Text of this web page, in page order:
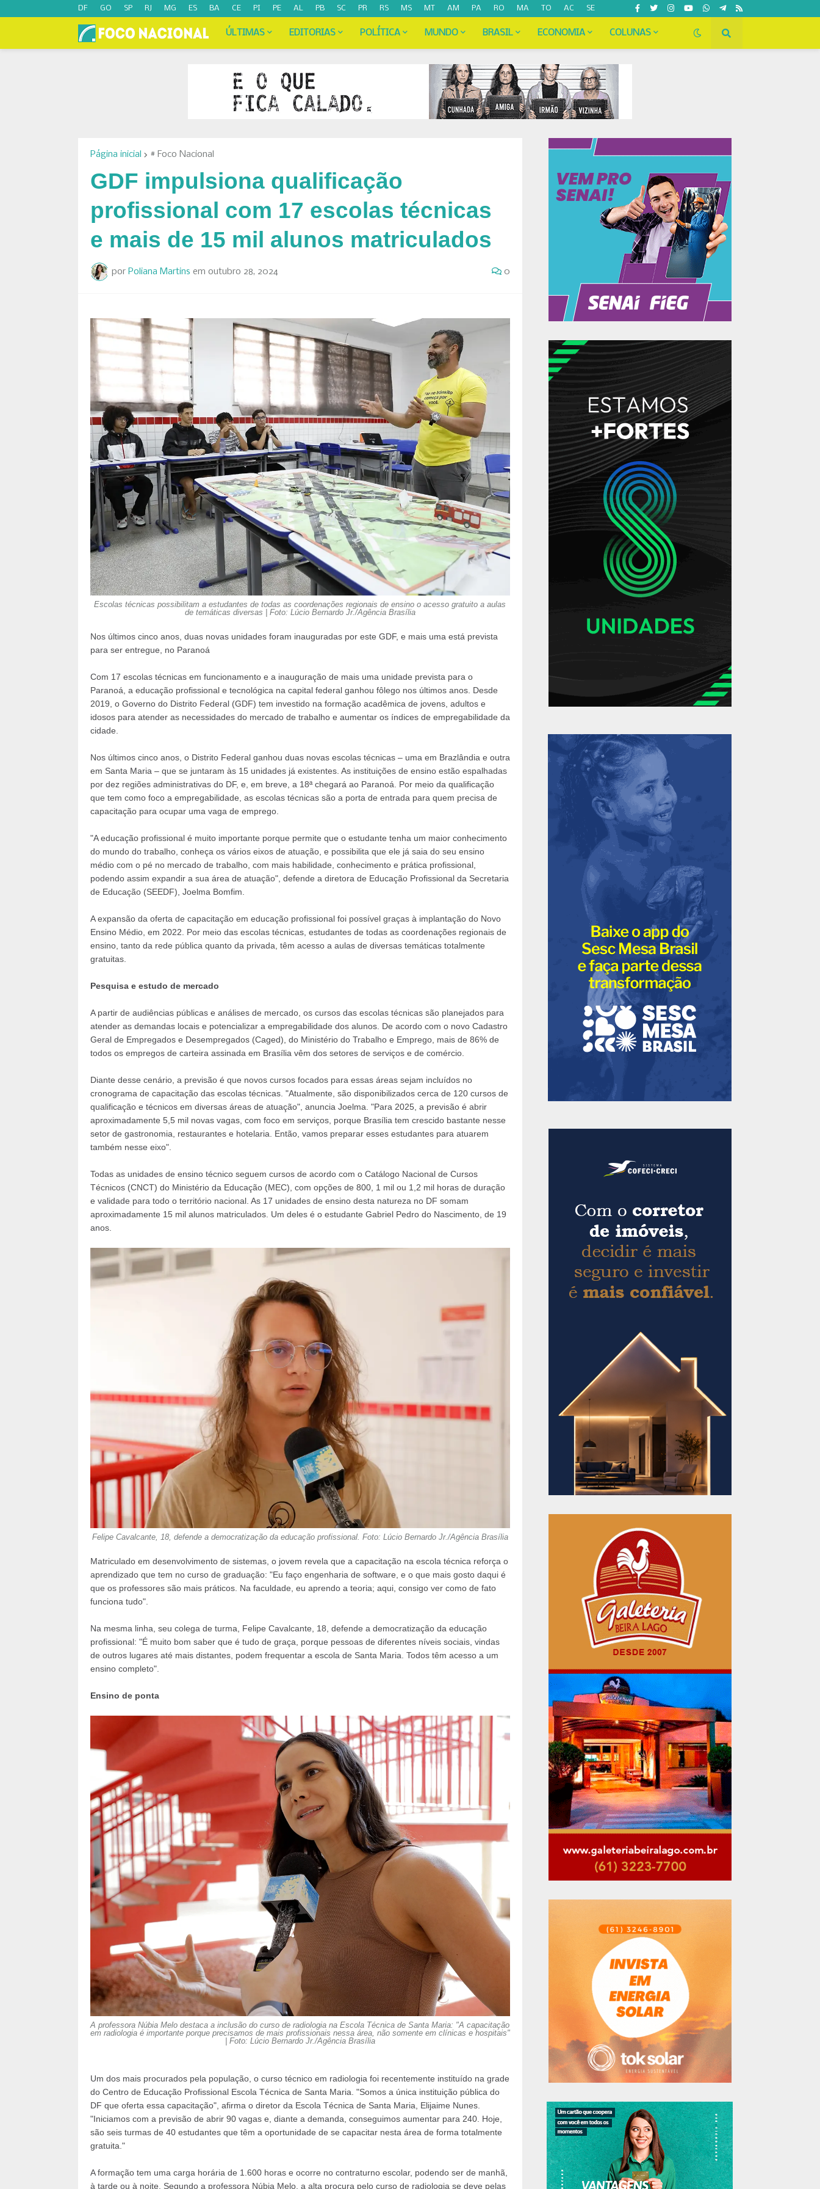
DF GO SP RJ MG ES BA CE PI PE AL PB SC PR RS MS MT AM PA RO MA TO AC SE
ÚLTIMAS EDITORIAS POLÍTICA MUNDO BRASIL ECONOMIA COLUNAS
Página inicial # Foco Nacional
GDF impulsiona qualificação
profissional com 17 escolas técnicas
e mais de 15 mil alunos matriculados
por Poliana Martins em outubro 28, 2024 0
Escolas técnicas possibilitam a estudantes de todas as coordenações regionais de ensino o acesso gratuito a aulas
de temáticas diversas | Foto: Lúcio Bernardo Jr./Agência Brasília
Nos últimos cinco anos, duas novas unidades foram inauguradas por este GDF, e mais uma está prevista
para ser entregue, no Paranoá
Com 17 escolas técnicas em funcionamento e a inauguração de mais uma unidade prevista para o
Paranoá, a educação profissional e tecnológica na capital federal ganhou fôlego nos últimos anos. Desde
2019, o Governo do Distrito Federal (GDF) tem investido na formação acadêmica de jovens, adultos e
idosos para atender as necessidades do mercado de trabalho e aumentar os índices de empregabilidade da
cidade.
Nos últimos cinco anos, o Distrito Federal ganhou duas novas escolas técnicas – uma em Brazlândia e outra
em Santa Maria – que se juntaram às 15 unidades já existentes. As instituições de ensino estão espalhadas
por dez regiões administrativas do DF, e, em breve, a 18ª chegará ao Paranoá. Por meio da qualificação
que tem como foco a empregabilidade, as escolas técnicas são a porta de entrada para quem precisa de
capacitação para ocupar uma vaga de emprego.
"A educação profissional é muito importante porque permite que o estudante tenha um maior conhecimento
do mundo do trabalho, conheça os vários eixos de atuação, e possibilita que ele já saia do seu ensino
médio com o pé no mercado de trabalho, com mais habilidade, conhecimento e prática profissional,
podendo assim expandir a sua área de atuação", defende a diretora de Educação Profissional da Secretaria
de Educação (SEEDF), Joelma Bomfim.
A expansão da oferta de capacitação em educação profissional foi possível graças à implantação do Novo
Ensino Médio, em 2022. Por meio das escolas técnicas, estudantes de todas as coordenações regionais de
ensino, tanto da rede pública quanto da privada, têm acesso a aulas de diversas temáticas totalmente
gratuitas.
Pesquisa e estudo de mercado
A partir de audiências públicas e análises de mercado, os cursos das escolas técnicas são planejados para
atender as demandas locais e potencializar a empregabilidade dos alunos. De acordo com o novo Cadastro
Geral de Empregados e Desempregados (Caged), do Ministério do Trabalho e Emprego, mais de 86% de
todos os empregos de carteira assinada em Brasília vêm dos setores de serviços e de comércio.
Diante desse cenário, a previsão é que novos cursos focados para essas áreas sejam incluídos no
cronograma de capacitação das escolas técnicas. "Atualmente, são disponibilizados cerca de 120 cursos de
qualificação e técnicos em diversas áreas de atuação", anuncia Joelma. "Para 2025, a previsão é abrir
aproximadamente 5,5 mil novas vagas, com foco em serviços, porque Brasília tem crescido bastante nesse
setor de gastronomia, restaurantes e hotelaria. Então, vamos preparar esses estudantes para atuarem
também nesse eixo".
Todas as unidades de ensino técnico seguem cursos de acordo com o Catálogo Nacional de Cursos
Técnicos (CNCT) do Ministério da Educação (MEC), com opções de 800, 1 mil ou 1,2 mil horas de duração
e validade para todo o território nacional. As 17 unidades de ensino desta natureza no DF somam
aproximadamente 15 mil alunos matriculados. Um deles é o estudante Gabriel Pedro do Nascimento, de 19
anos.
Felipe Cavalcante, 18, defende a democratização da educação profissional. Foto: Lúcio Bernardo Jr./Agência Brasília
Matriculado em desenvolvimento de sistemas, o jovem revela que a capacitação na escola técnica reforça o
aprendizado que tem no curso de graduação: "Eu faço engenharia de software, e o que mais gosto daqui é
que os professores são mais práticos. Na faculdade, eu aprendo a teoria; aqui, consigo ver como de fato
funciona tudo".
Na mesma linha, seu colega de turma, Felipe Cavalcante, 18, defende a democratização da educação
profissional: "É muito bom saber que é tudo de graça, porque pessoas de diferentes níveis sociais, vindas
de outros lugares até mais distantes, podem frequentar a escola de Santa Maria. Todos têm acesso a um
ensino completo".
Ensino de ponta
A professora Núbia Melo destaca a inclusão do curso de radiologia na Escola Técnica de Santa Maria: "A capacitação
em radiologia é importante porque precisamos de mais profissionais nessa área, não somente em clínicas e hospitais"
| Foto: Lúcio Bernardo Jr./Agência Brasília
Um dos mais procurados pela população, o curso técnico em radiologia foi recentemente instituído na grade
do Centro de Educação Profissional Escola Técnica de Santa Maria. "Somos a única instituição pública do
DF que oferta essa capacitação", afirma o diretor da Escola Técnica de Santa Maria, Elijaime Nunes.
"Iniciamos com a previsão de abrir 90 vagas e, diante a demanda, conseguimos aumentar para 240. Hoje,
são seis turmas de 40 estudantes que têm a oportunidade de se capacitar nesta área de forma totalmente
gratuita."
A formação tem uma carga horária de 1.600 horas e ocorre no contraturno escolar, podendo ser de manhã,
à tarde ou à noite. Segundo a professora Núbia Melo, a alta procura pelo curso de radiologia se deve pelas